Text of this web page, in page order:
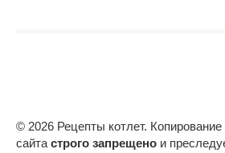
© 2026 Рецепты котлет.
сайта строго запрещено и